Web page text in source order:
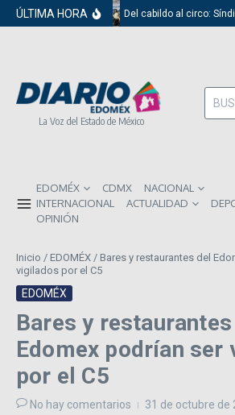
Saltar al contenido
ÚLTIMA HORA Del cabildo al circo:
La Voz del Estado de México
Buscar:
EDOMÉX CDMX
NACIONAL
INTERNACIONAL
ACTUALIDAD
OPINIÓN
Inicio / EDOMÉX / Bares y restaurantes del
vigilados por el C5
EDOMÉX
Bares y restaurantes
Edomex podrían ser
por el C5
No hay comentarios 31 de octubre de